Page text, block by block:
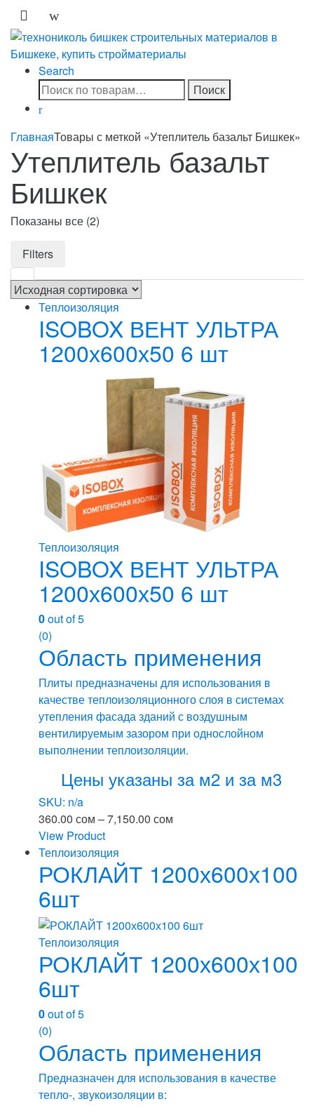
Skip
navigation
Skip
content
Search
Искать:
Поиск
ГлавнаяТовары с меткой «Утеплитель базальт Бишкек»
Утеплитель базальт
Бишкек
Показаны все (2)
Filters
Теплоизоляция
ISOBOX ВЕНТ УЛЬТРА
1200х600х50 6 шт
Теплоизоляция
ISOBOX ВЕНТ УЛЬТРА
1200х600х50 6 шт
0out of 5
(0)
Область применения
Плиты предназначены для использования в
качестве теплоизоляционного слоя в системах
утепления фасада зданий с воздушным
вентилируемым зазором при однослойном
выполнении теплоизоляции.
Цены указаны за м2 и за м3
SKU: n/a
360.00 сом –7,150.00 сом
–
7,150.00 сом
View Product
Этот
товар
имеет
несколько
вариаций.
Опции
выбрать
на
товара.
Теплоизоляция
РОКЛАЙТ 1200х600х100
6шт
Теплоизоляция
РОКЛАЙТ 1200х600х100
6шт
0out of 5
(0)
Область применения
Предназначен для использования в качестве
тепло-, звукоизоляции в: